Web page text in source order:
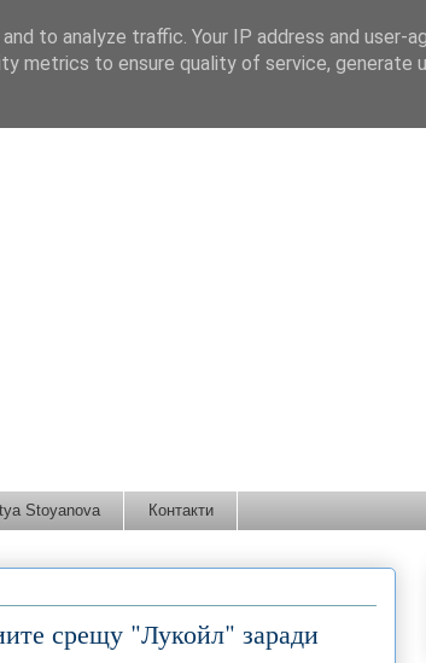
Stoyanova Контакти
срещу "Лукойл" заради
to analyze traffic. Your IP address and user-
metrics to ensure quality of service, generate